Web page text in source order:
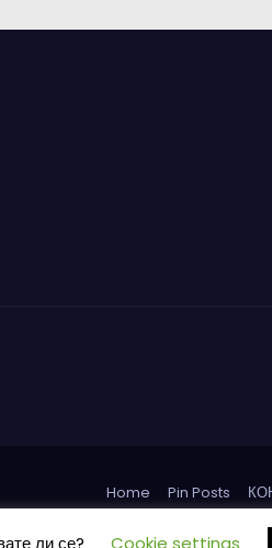
Home Pin Posts
ли се? Cookie settings